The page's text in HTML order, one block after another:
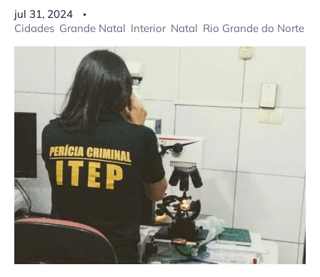
jul 31, 2024
Cidades Grande Natal Interior Natal Rio Grande do Norte